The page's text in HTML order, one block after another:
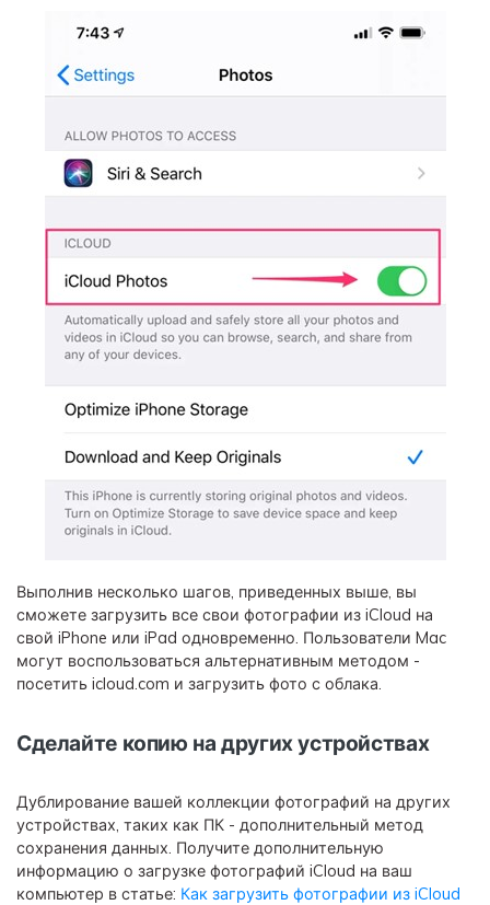
Выполнив несколько шагов, приведенных выше, вы
сможете загрузить все свои фотографии из iCloud на
свой iPhone или iPad одновременно. Пользователи Mac
могут воспользоваться альтернативным методом -
посетить icloud.com и загрузить фото с облака.
Сделайте копию на других устройствах
Дублирование вашей коллекции фотографий на других
устройствах, таких как ПК - дополнительный метод
сохранения данных. Получите дополнительную
информацию о загрузке фотографий iCloud на ваш
компьютер в статье: Как загрузить фотографии из iCloud